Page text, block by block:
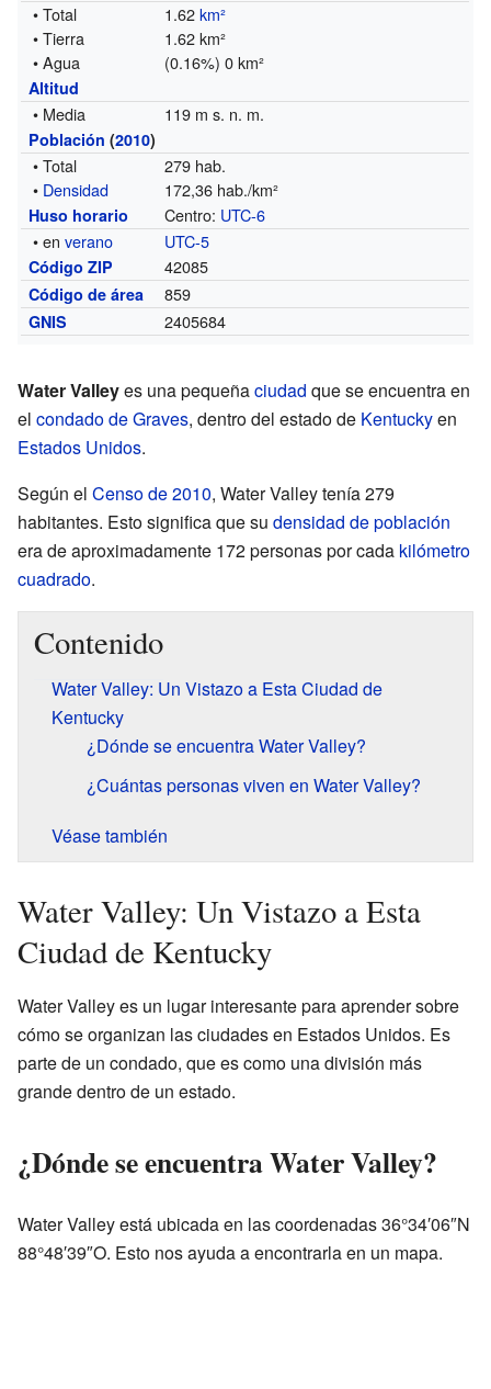
• Total 1.62km²
• Tierra
1.62 km²
• Agua
(0.16%) 0 km²
Altitud
• Media 119 m s. n. m.
Población (2010)
• Total
279 hab.
• Densidad 172,36 hab./km²
Huso horario Centro: UTC-6
• enverano UTC-5
Código ZIP 42085
Código de área 859
GNIS 2405684
Water Valleyes una pequeñaciudad que se encuentra en
el condado de Graves, dentro del estado de Kentuckyen
Estados Unidos.
Según el Censo de 2010, Water Valley tenía 279
habitantes. Esto significa que su densidad de población
era de aproximadamente 172 personas por cada kilómetro
cuadrado.
Contenido
Water Valley: Un Vistazo a Esta Ciudad de
Kentucky
¿Dónde se encuentra Water Valley?
¿Cuántas personas viven en Water Valley?
Véase también
Water Valley: Un Vistazo a Esta
Ciudad de Kentucky
Water Valley es un lugar interesante para aprender sobre
cómo se organizan las ciudades en Estados Unidos. Es
parte de un condado, que es como una división más
grande dentro de un estado.
¿Dónde se encuentra Water Valley?
Water Valley está ubicada en las coordenadas 36°34′06″N
88°48′39″O. Esto nos ayuda a encontrarla en un mapa.